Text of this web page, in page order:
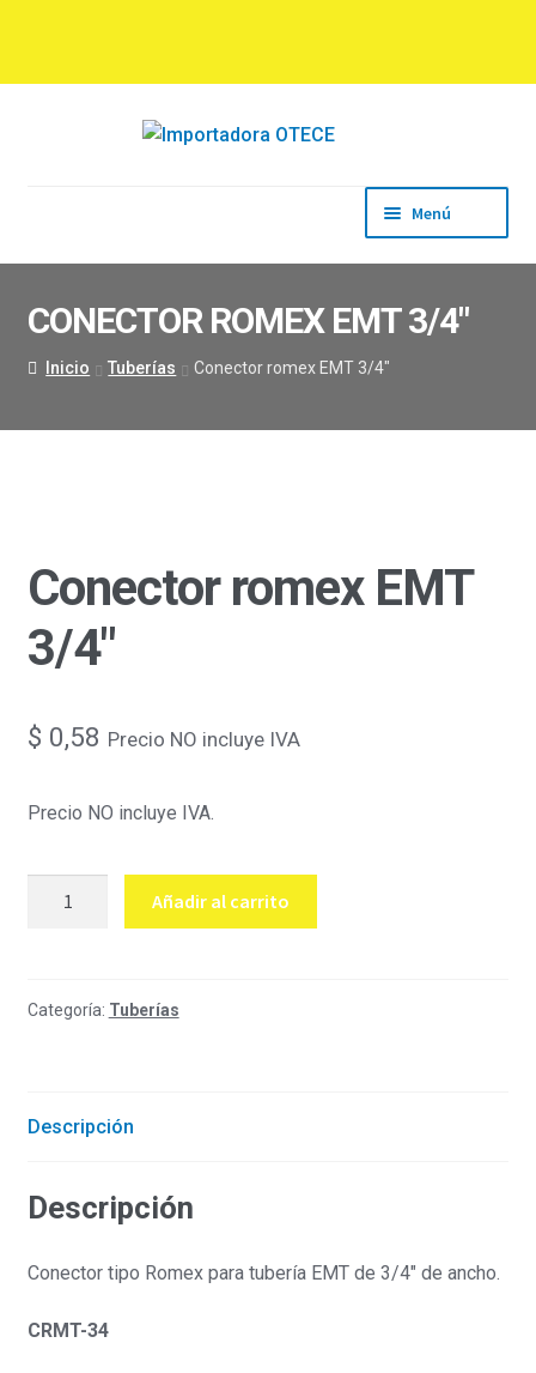
la
contenido
Menú
Empresa
Productos
Marcas
Contacto
CONECTOR ROMEX EMT 3/4″
Inicio Tuberías Conector romex EMT 3/4″
Conector romex EMT
3/4″
$ 0,58 Precio NO incluye IVA
Precio NO incluye IVA.
cantidad
Añadir al carrito
Categoría: Tuberías
Descripción
Descripción
Conector tipo Romex para tubería EMT de 3/4″ de ancho.
CRMT-34